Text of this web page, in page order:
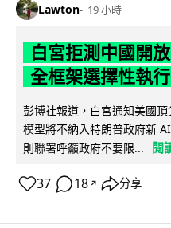
Lawton 19 小時
白宮拒測中國開
全框架選擇性執行
彭博社報道，白宮通知美國
模型將不納入特朗普政府新
則聯署呼籲政府不要限...
閱
37 18 ↗ 分享